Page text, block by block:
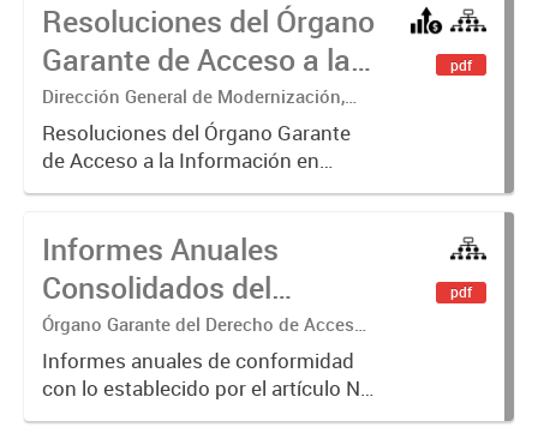
Resoluciones del Órgano
Garante de Acceso a la
Información
Dirección General de Modernización,
Sustentabilidad y Fortalecimiento
Institucional
Resoluciones del Órgano Garante
de Acceso a la Información en
ejercicio de las facultades
35 de la Ley N° 104 y su
modificatoria.
pdf
Informes Anuales
Consolidados del
Órgano Garante del
Derecho de Acceso a la
Información
Órgano Garante del Derecho de Acceso
a la Información
Informes anuales de conformidad
con lo establecido por el artículo N°
26 inc. b de la Ley N° 104
pdf